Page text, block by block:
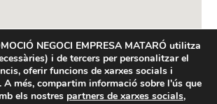
NEGOCI EMPRESA MATARÓ utilitza
i de tercers per personalitzar el
oferir funcions de xarxes socials i
més, compartim informació sobre l'ús que
els nostres partners de xarxes socials,